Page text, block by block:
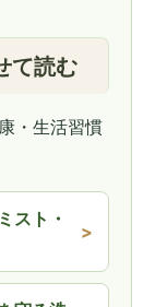
て読む
・生活習慣
スト・